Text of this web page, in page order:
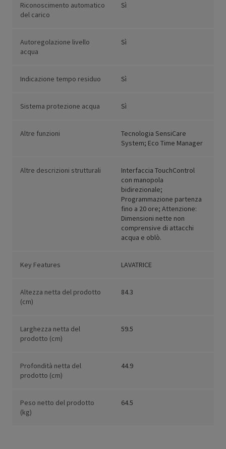
Riconoscimento automatico
del carico
Sì
Autoregolazione livello
acqua
Sì
Indicazione tempo residuo Sì
Sistema protezione acqua Sì
Altre funzioni
Tecnologia SensiCare
System; Eco Time Manager
Altre descrizioni strutturali
Interfaccia TouchControl
con manopola
bidirezionale;
Programmazione partenza
fino a 20 ore; Attenzione:
Dimensioni nette non
comprensive di attacchi
acqua e oblò.
Key Features LAVATRICE
Altezza netta del prodotto
(cm)
84.3
Larghezza netta del
prodotto (cm)
59.5
Profondità netta del
prodotto (cm)
44.9
Peso netto del prodotto
(kg)
64.5